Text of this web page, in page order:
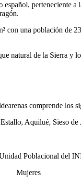
español, perteneciente
con una población de
natural de la Sierra y
comprende los
Aquilué, Sieso
Poblacional del
Mujeres